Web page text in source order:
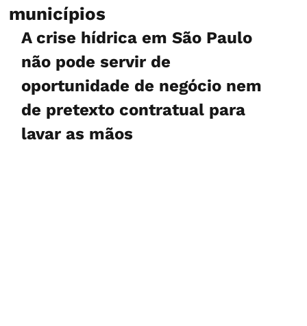
municípios
A crise hídrica em São Paulo
não pode servir de
oportunidade de negócio nem
de pretexto contratual para
lavar as mãos